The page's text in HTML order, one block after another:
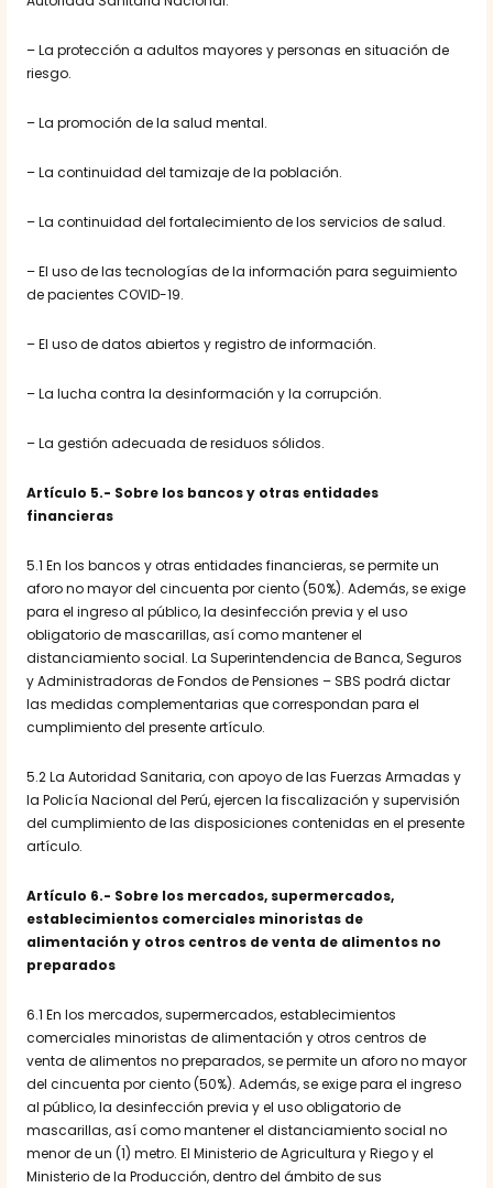
– La protección a adultos mayores y personas en situación de
riesgo.
– La promoción de la salud mental.
– La continuidad del tamizaje de la población.
– La continuidad del fortalecimiento de los servicios de salud.
– El uso de las tecnologías de la información para seguimiento
de pacientes COVID-19.
– El uso de datos abiertos y registro de información.
– La lucha contra la desinformación y la corrupción.
– La gestión adecuada de residuos sólidos.
Artículo 5.- Sobre los bancos y otras entidades
financieras
5.1 En los bancos y otras entidades financieras, se permite un
aforo no mayor del cincuenta por ciento (50%). Además, se exige
para el ingreso al público, la desinfección previa y el uso
obligatorio de mascarillas, así como mantener el
distanciamiento social. La Superintendencia de Banca, Seguros
y Administradoras de Fondos de Pensiones – SBS podrá dictar
las medidas complementarias que correspondan para el
cumplimiento del presente artículo.
5.2 La Autoridad Sanitaria, con apoyo de las Fuerzas Armadas y
la Policía Nacional del Perú, ejercen la fiscalización y supervisión
del cumplimiento de las disposiciones contenidas en el presente
artículo.
Artículo 6.- Sobre los mercados, supermercados,
establecimientos comerciales minoristas de
alimentación y otros centros de venta de alimentos no
preparados
6.1 En los mercados, supermercados, establecimientos
comerciales minoristas de alimentación y otros centros de
venta de alimentos no preparados, se permite un aforo no mayor
del cincuenta por ciento (50%). Además, se exige para el ingreso
al público, la desinfección previa y el uso obligatorio de
mascarillas, así como mantener el distanciamiento social no
menor de un (1) metro. El Ministerio de Agricultura y Riego y el
Ministerio de la Producción, dentro del ámbito de sus